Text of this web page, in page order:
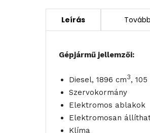
Gépjármű jellemzői:
Diesel, 1896 cm3, 105
Szervokormány
Elektromos ablakok
Elektromosan
Klíma